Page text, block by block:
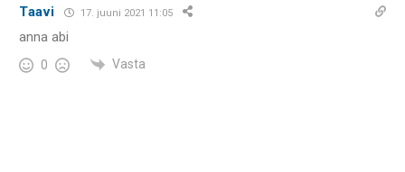
Taavi 17. juuni 2021 11:05
anna abi
0 Vasta